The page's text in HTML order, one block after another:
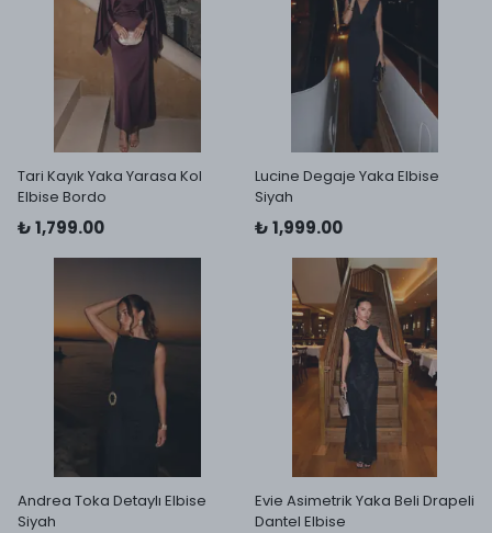
Tari Kayık Yaka Yarasa Kol
Elbise Bordo
₺ 1,799.00
Lucine Degaje Yaka Elbise
Siyah
₺ 1,999.00
Andrea Toka Detaylı Elbise
Siyah
Evie Asimetrik Yaka Beli Drapeli
Dantel Elbise